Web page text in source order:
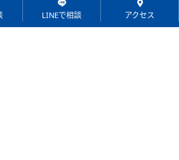
LINEで相談 アクセス
切手
印紙・証紙